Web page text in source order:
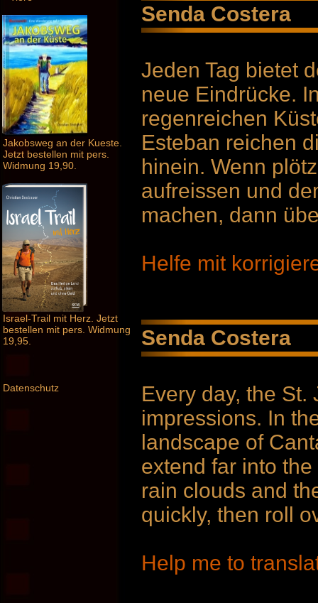
Jakobsweg an der Kueste.
Jetzt bestellen mit pers.
Widmung 19,90.
Israel-Trail mit Herz. Jetzt
bestellen mit pers. Widmung
19,95.
Datenschutz
Senda Costera
Jeden Tag bietet
neue Eindrücke.
regenreichen
Esteban reichen
hinein. Wenn
aufreissen und
machen, dann
Helfe mit
Senda Costera
Every day, the
impressions. In
landscape of
extend far into
rain clouds and
quickly, then roll
Help me to